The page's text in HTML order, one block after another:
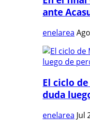
ante
enelarea
El ciclo
duda
enelarea Jul